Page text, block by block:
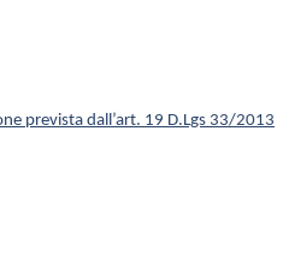
di Bologna, n. 1 posto c/o
prevista dall’art. 19 D.Lgs 33/2013